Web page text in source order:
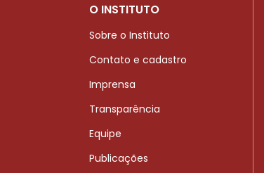
O INSTITUTO
Sobre o Instituto
Contato e cadastro
Imprensa
Transparência
Equipe
Publicações